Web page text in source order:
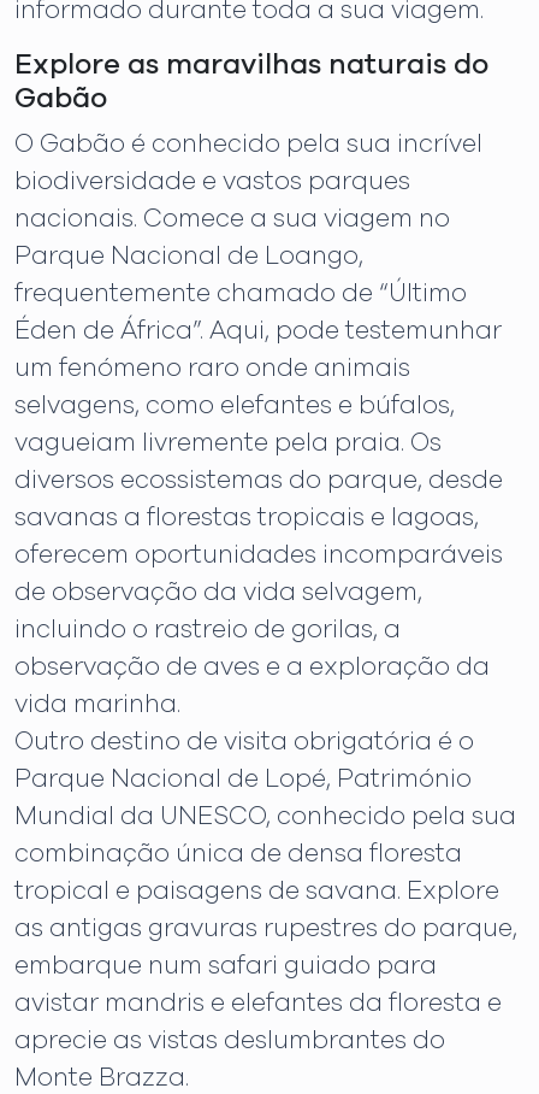
informado durante toda a sua viagem.
Explore as maravilhas naturais do
Gabão
O Gabão é conhecido pela sua incrível
biodiversidade e vastos parques
nacionais. Comece a sua viagem no
Parque Nacional de Loango,
frequentemente chamado de “Último
Éden de África”. Aqui, pode testemunhar
um fenómeno raro onde animais
selvagens, como elefantes e búfalos,
vagueiam livremente pela praia. Os
diversos ecossistemas do parque, desde
savanas a florestas tropicais e lagoas,
oferecem oportunidades incomparáveis ​​
de observação da vida selvagem,
incluindo o rastreio de gorilas, a
observação de aves e a exploração da
vida marinha.
Outro destino de visita obrigatória é o
Parque Nacional de Lopé, Património
Mundial da UNESCO, conhecido pela sua
combinação única de densa floresta
tropical e paisagens de savana. Explore
as antigas gravuras rupestres do parque,
embarque num safari guiado para
avistar mandris e elefantes da floresta e
aprecie as vistas deslumbrantes do
Monte Brazza.